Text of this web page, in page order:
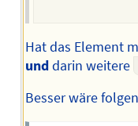
Hat das Element
unddarin weitere
Besser wäre